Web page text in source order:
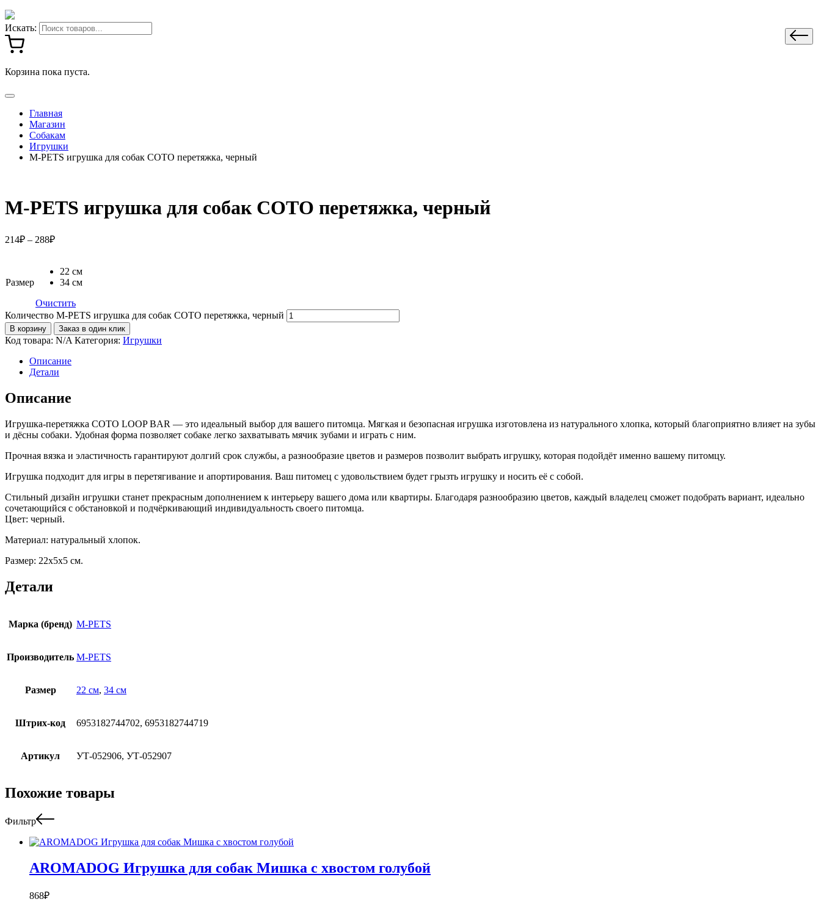
Искать:
Корзина пока пуста.
Главная
Магазин
Собакам
Игрушки
M-PETS игрушка для собак СОТО перетяжка, черный
M-PETS игрушка для собак СОТО перетяжка, черный
214₽ – 288₽
Размер
22 см
34 см
Очистить
Количество M-PETS игрушка для собак СОТО перетяжка, черный
В корзину Заказ в один клик
Код товара: N/A Категория: Игрушки
Описание
Детали
Описание
Игрушка-перетяжка СОТО LOOP BAR — это идеальный выбор для вашего питомца. Мягкая и безопасная игрушка изготовлена из натурального хлопка, который благоприятно влияет на зубы
и дёсны собаки. Удобная форма позволяет собаке легко захватывать мячик зубами и играть с ним.
Прочная вязка и эластичность гарантируют долгий срок службы, а разнообразие цветов и размеров позволит выбрать игрушку, которая подойдёт именно вашему питомцу.
Игрушка подходит для игры в перетягивание и апортирования. Ваш питомец с удовольствием будет грызть игрушку и носить её с собой.
Стильный дизайн игрушки станет прекрасным дополнением к интерьеру вашего дома или квартиры. Благодаря разнообразию цветов, каждый владелец сможет подобрать вариант, идеально
сочетающийся с обстановкой и подчёркивающий индивидуальность своего питомца.
Цвет: черный.
Материал: натуральный хлопок.
Размер: 22х5х5 см.
Детали
Марка (бренд) M-PETS
Производитель M-PETS
Размер 22 см, 34 см
Штрих-код 6953182744702, 6953182744719
Артикул УТ-052906, УТ-052907
Похожие товары
Фильтр
AROMADOG Игрушка для собак Мишка с хвостом голубой
868₽